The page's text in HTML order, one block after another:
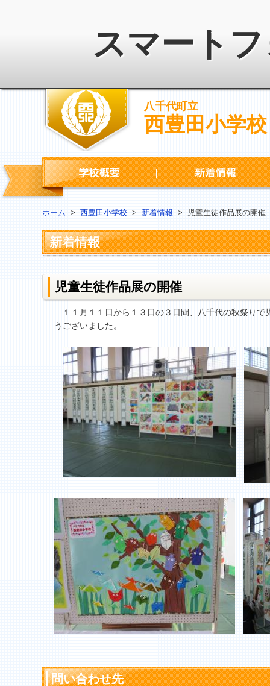
スマート
八千代町立
西豊田小学校
学校概要
ホーム > 西豊田小学校 > 新着情報 > 児童生徒作品展の開催
新着情報
児童生徒作品展の開催
１１月１１日から１３日の３日間、八千代の秋祭りで
うございました。
問い合わせ先